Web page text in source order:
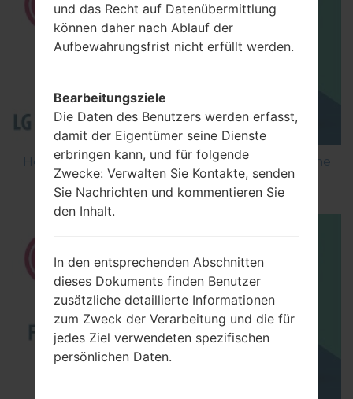
How to Flash Stock Firmware on LG Smartphone
using LG Flash Tool 2014?
und das Recht auf Datenübermittlung
können daher nach Ablauf der
Aufbewahrungsfrist nicht erfüllt werden.
Bearbeitungsziele
Die Daten des Benutzers werden erfasst,
damit der Eigentümer seine Dienste
erbringen kann, und für folgende
Zwecke: Verwalten Sie Kontakte, senden
Sie Nachrichten und kommentieren Sie
den Inhalt.
In den entsprechenden Abschnitten
dieses Dokuments finden Benutzer
zusätzliche detaillierte Informationen
zum Zweck der Verarbeitung und die für
jedes Ziel verwendeten spezifischen
persönlichen Daten.